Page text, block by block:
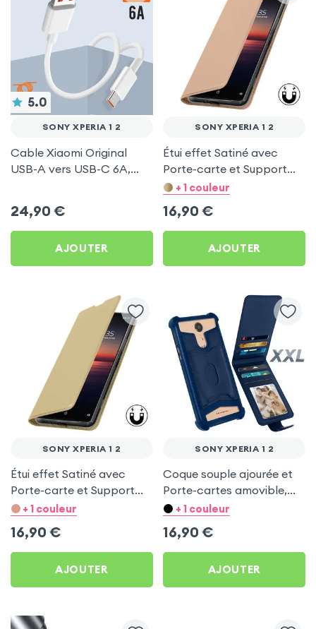
5.0
SONY XPERIA 1 2
Cable Xiaomi Original
USB-A vers USB-C 6A,
pour Sony Xperia 1 2
24,90 €
AJOUTER
SONY XPERIA 1 2
Étui effet Satiné avec
Porte-carte et Support
vidéo - Rose Gold pour
+ 1 couleur
16,90 €
AJOUTER
SONY XPERIA 1 2
Étui effet Satiné avec
Porte-carte et Support
vidéo - Or pour Sony
+ 1 couleur
16,90 €
AJOUTER
SONY XPERIA 1 2
Coque souple ajourée et
Porte-cartes amovible,
avec languette
Sony Xperia 1 2
+ 1 couleur
16,90 €
AJOUTER